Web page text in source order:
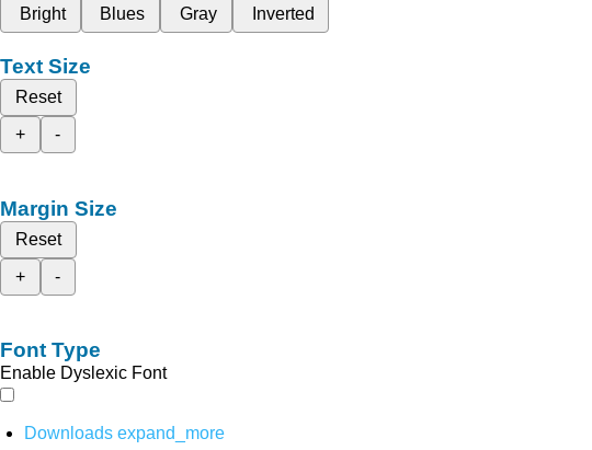
Bright
Blues Gray Inverted
Text Size
Reset
+
-
Margin Size
Reset
+
-
Font Type
Enable Dyslexic Font
Downloads expand_more